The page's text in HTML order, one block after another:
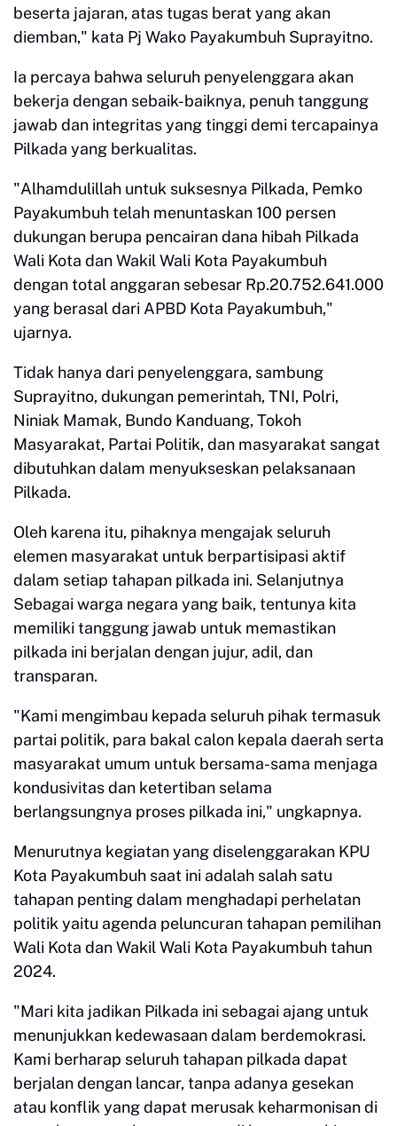
beserta jajaran, atas tugas berat yang akan
diemban," kata Pj Wako Payakumbuh Suprayitno.
Ia percaya bahwa seluruh penyelenggara akan
bekerja dengan sebaik-baiknya, penuh tanggung
jawab dan integritas yang tinggi demi tercapainya
Pilkada yang berkualitas.
"Alhamdulillah untuk suksesnya Pilkada, Pemko
Payakumbuh telah menuntaskan 100 persen
dukungan berupa pencairan dana hibah Pilkada
Wali Kota dan Wakil Wali Kota Payakumbuh
dengan total anggaran sebesar Rp.20.752.641.000
yang berasal dari APBD Kota Payakumbuh,"
ujarnya.
Tidak hanya dari penyelenggara, sambung
Suprayitno, dukungan pemerintah, TNI, Polri,
Niniak Mamak, Bundo Kanduang, Tokoh
Masyarakat, Partai Politik, dan masyarakat sangat
dibutuhkan dalam menyukseskan pelaksanaan
Pilkada.
Oleh karena itu, pihaknya mengajak seluruh
elemen masyarakat untuk berpartisipasi aktif
dalam setiap tahapan pilkada ini. Selanjutnya
Sebagai warga negara yang baik, tentunya kita
memiliki tanggung jawab untuk memastikan
pilkada ini berjalan dengan jujur, adil, dan
transparan.
"Kami mengimbau kepada seluruh pihak termasuk
partai politik, para bakal calon kepala daerah serta
masyarakat umum untuk bersama-sama menjaga
kondusivitas dan ketertiban selama
berlangsungnya proses pilkada ini," ungkapnya.
Menurutnya kegiatan yang diselenggarakan KPU
Kota Payakumbuh saat ini adalah salah satu
tahapan penting dalam menghadapi perhelatan
politik yaitu agenda peluncuran tahapan pemilihan
Wali Kota dan Wakil Wali Kota Payakumbuh tahun
2024.
"Mari kita jadikan Pilkada ini sebagai ajang untuk
menunjukkan kedewasaan dalam berdemokrasi.
Kami berharap seluruh tahapan pilkada dapat
berjalan dengan lancar, tanpa adanya gesekan
atau konflik yang dapat merusak keharmonisan di